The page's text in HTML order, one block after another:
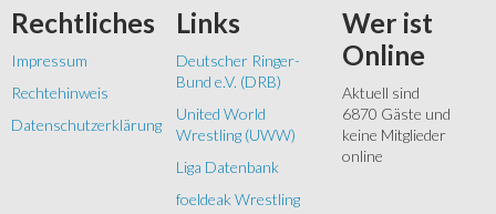
Rechtliches
Impressum
Rechtehinweis
Datenschutzerklärung
Links
Deutscher Ringer-
Bund e.V. (DRB)
United World
Wrestling (UWW)
Liga Datenbank
foeldeak Wrestling
Wer ist
Online
Aktuell sind
6870 Gäste und
keine Mitglieder
online